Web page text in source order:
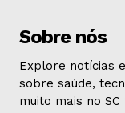
Sobre nós
Explore notícias
sobre saúde,
muito mais no